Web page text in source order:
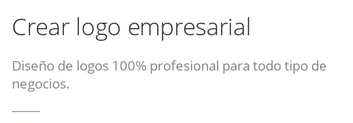
Crear logo empresarial
Diseño de logos 100% profesional para todo tipo de
negocios.